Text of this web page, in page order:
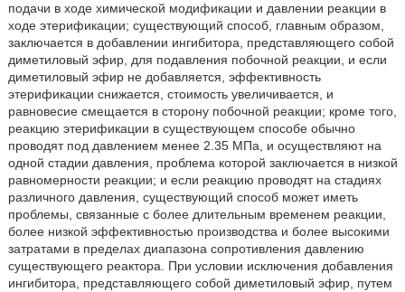
подачи в ходе химической модификации и давлении реакции в
ходе этерификации; существующий способ, главным образом,
заключается в добавлении ингибитора, представляющего собой
диметиловый эфир, для подавления побочной реакции, и если
диметиловый эфир не добавляется, эффективность
этерификации снижается, стоимость увеличивается, и
равновесие смещается в сторону побочной реакции; кроме того,
реакцию этерификации в существующем способе обычно
проводят под давлением менее 2.35 МПа, и осуществляют на
одной стадии давления, проблема которой заключается в низкой
равномерности реакции; и если реакцию проводят на стадиях
различного давления, существующий способ может иметь
проблемы, связанные с более длительным временем реакции,
более низкой эффективностью производства и более высокими
затратами в пределах диапазона сопротивления давлению
существующего реактора. При условии исключения добавления
ингибитора, представляющего собой диметиловый эфир, путем